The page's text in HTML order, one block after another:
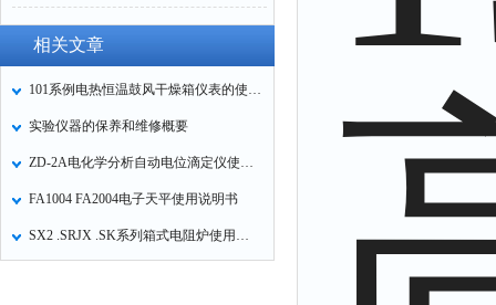
相关文章
101系例电热恒温鼓风干燥箱仪表的使用方法
实验仪器的保养和维修概要
ZD-2A电化学分析自动电位滴定仪使用方法
FA1004 FA2004电子天平使用说明书
SX2 .SRJX .SK系列箱式电阻炉使用操作说明